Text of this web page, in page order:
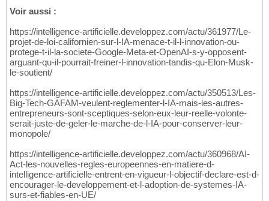
Voir aussi :
https://intelligence-artificielle.developpez.com/actu/361977/Le-
projet-de-loi-californien-sur-l-IA-menace-t-il-l-innovation-ou-
protege-t-il-la-societe-Google-Meta-et-OpenAI-s-y-opposent-
arguant-qu-il-pourrait-freiner-l-innovation-tandis-qu-Elon-Musk-
le-soutient/
https://intelligence-artificielle.developpez.com/actu/350513/Les-
Big-Tech-GAFAM-veulent-reglementer-l-IA-mais-les-autres-
entrepreneurs-sont-sceptiques-selon-eux-leur-reelle-volonte-
serait-juste-de-geler-le-marche-de-l-IA-pour-conserver-leur-
monopole/
https://intelligence-artificielle.developpez.com/actu/360968/AI-
Act-les-nouvelles-regles-europeennes-en-matiere-d-
intelligence-artificielle-entrent-en-vigueur-l-objectif-declare-est-d-
encourager-le-developpement-et-l-adoption-de-systemes-IA-
surs-et-fiables-en-UE/